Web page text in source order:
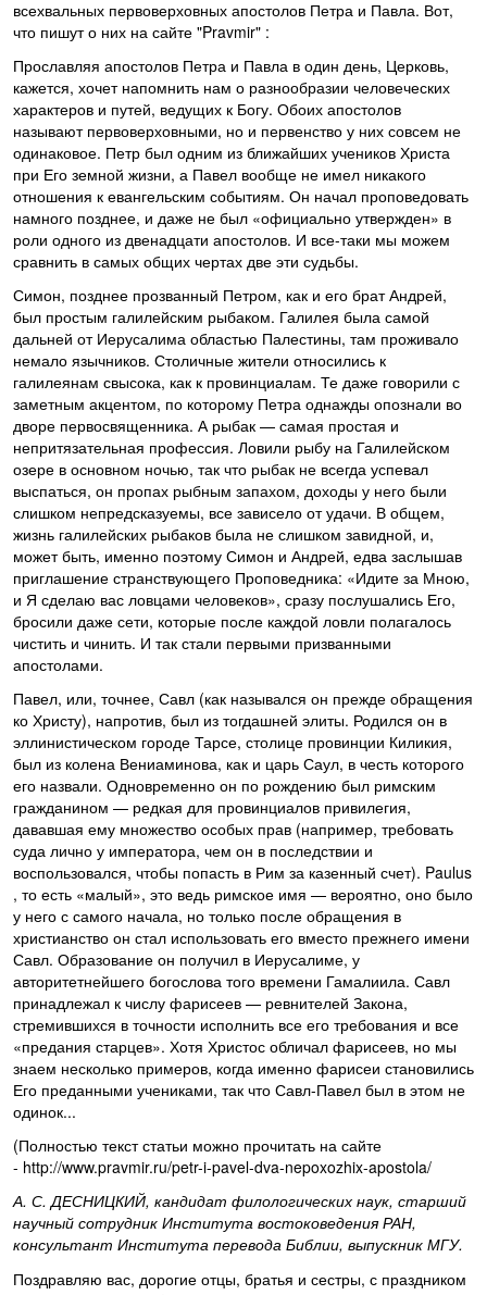
всехвальных первоверховных апостолов Петра и Павла. Вот,
что пишут о них на сайте "Pravmir" :
Прославляя апостолов Петра и Павла в один день, Церковь,
кажется, хочет напомнить нам о разнообразии человеческих
характеров и путей, ведущих к Богу. Обоих апостолов
называют первоверховными, но и первенство у них совсем не
одинаковое. Петр был одним из ближайших учеников Христа
при Его земной жизни, а Павел вообще не имел никакого
отношения к евангельским событиям. Он начал проповедовать
намного позднее, и даже не был «официально утвержден» в
роли одного из двенадцати апостолов. И все-таки мы можем
сравнить в самых общих чертах две эти судьбы.
Симон, позднее прозванный Петром, как и его брат Андрей,
был простым галилейским рыбаком. Галилея была самой
дальней от Иерусалима областью Палестины, там проживало
немало язычников. Столичные жители относились к
галилеянам свысока, как к провинциалам. Те даже говорили с
заметным акцентом, по которому Петра однажды опознали во
дворе первосвященника. А рыбак — самая простая и
непритязательная профессия. Ловили рыбу на Галилейском
озере в основном ночью, так что рыбак не всегда успевал
выспаться, он пропах рыбным запахом, доходы у него были
слишком непредсказуемы, все зависело от удачи. В общем,
жизнь галилейских рыбаков была не слишком завидной, и,
может быть, именно поэтому Симон и Андрей, едва заслышав
приглашение странствующего Проповедника: «Идите за Мною,
и Я сделаю вас ловцами человеков», сразу послушались Его,
бросили даже сети, которые после каждой ловли полагалось
чистить и чинить. И так стали первыми призванными
апостолами.
Павел, или, точнее, Савл (как назывался он прежде обращения
ко Христу), напротив, был из тогдашней элиты. Родился он в
эллинистическом городе Тарсе, столице провинции Киликия,
был из колена Вениаминова, как и царь Саул, в честь которого
его назвали. Одновременно он по рождению был римским
гражданином — редкая для провинциалов привилегия,
дававшая ему множество особых прав (например, требовать
суда лично у императора, чем он в последствии и
воспользовался, чтобы попасть в Рим за казенный счет). Paulus
, то есть «малый», это ведь римское имя — вероятно, оно было
у него с самого начала, но только после обращения в
христианство он стал использовать его вместо прежнего имени
Савл. Образование он получил в Иерусалиме, у
авторитетнейшего богослова того времени Гамалиила. Савл
принадлежал к числу фарисеев — ревнителей Закона,
стремившихся в точности исполнить все его требования и все
«предания старцев». Хотя Христос обличал фарисеев, но мы
знаем несколько примеров, когда именно фарисеи становились
Его преданными учениками, так что Савл-Павел был в этом не
одинок...
(Полностью текст статьи можно прочитать на сайте
- http://www.pravmir.ru/petr-i-pavel-dva-nepoxozhix-apostola/
А. С. ДЕСНИЦКИЙ, кандидат филологических наук, старший
научный сотрудник Института востоковедения РАН,
консультант Института перевода Библии, выпускник МГУ.
Поздравляю вас, дорогие отцы, братья и сестры, с праздником